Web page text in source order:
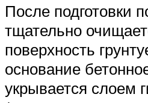
После подготовки
тщательно
поверхность
основание
укрывается слоем